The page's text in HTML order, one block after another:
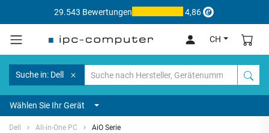
29.543 Bewertungen 4,86
CH
Suche in: Dell
Wählen Sie Ihr Gerät
Dell All-in-One PC AiO Serie